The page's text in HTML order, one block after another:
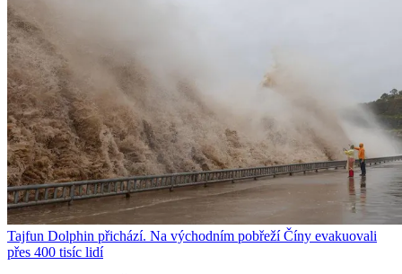
Tajfun Dolphin přichází. Na východním pobřeží Číny evakuovali
přes 400 tisíc lidí